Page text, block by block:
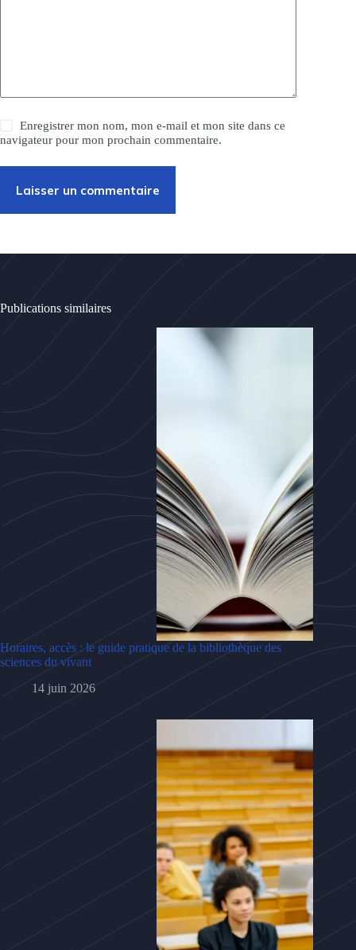
Enregistrer mon nom, mon e-mail et mon site dans ce
navigateur pour mon prochain commentaire.
Laisser un commentaire
Publications similaires
Horaires, accès : le guide pratique de la bibliothèque des
sciences du vivant
14 juin 2026